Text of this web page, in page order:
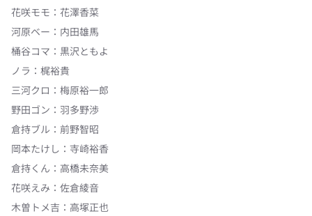
花咲モモ ： 花澤香菜
河原ベー ： 内田雄馬
桶谷コマ ： 黒沢ともよ
ノラ ： 梶裕貴
三河クロ ： 梅原裕一郎
野田ゴン ： 羽多野渉
倉持ブル ： 前野智昭
岡本たけし ： 寺崎裕香
倉持くん ： 高橋未奈美
花咲えみ ： 佐倉綾音
木曽トメ吉 ： 高塚正也